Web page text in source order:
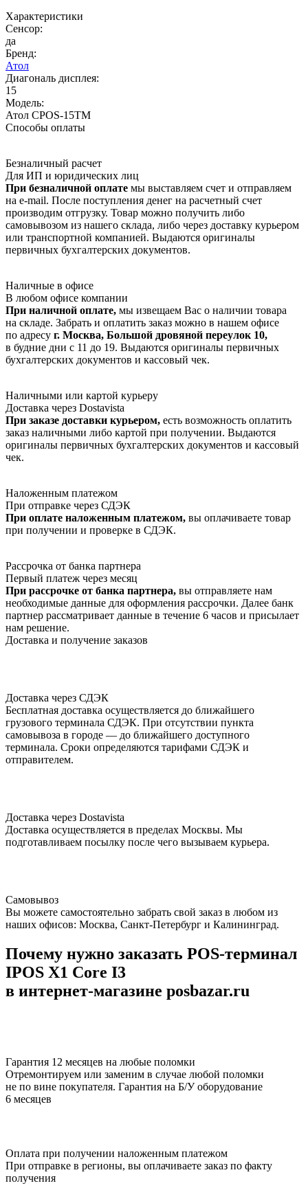
Характеристики
Сенсор:
да
Бренд:
Атол
Диагональ дисплея:
15
Модель:
Атол CPOS-15TM
Способы оплаты
Безналичный расчет
Для ИП и юридических лиц
При безналичной оплате мы выставляем счет и отправляем
на e-mail. После поступления денег на расчетный счет
производим отгрузку. Товар можно получить либо
самовывозом из нашего склада, либо через доставку курьером
или транспортной компанией. Выдаются оригиналы
первичных бухгалтерских документов.
Наличные в офисе
В любом офисе компании
При наличной оплате, мы извещаем Вас о наличии товара
на складе. Забрать и оплатить заказ можно в нашем офисе
по адресу г. Москва, Большой дровяной переулок 10,
в будние дни с 11 до 19. Выдаются оригиналы первичных
бухгалтерских документов и кассовый чек.
Наличными или картой курьеру
Доставка через Dostavista
При заказе доставки курьером, есть возможность оплатить
заказ наличными либо картой при получении. Выдаются
оригиналы первичных бухгалтерских документов и кассовый
чек.
Наложенным платежом
При отправке через СДЭК
При оплате наложенным платежом, вы оплачиваете товар
при получении и проверке в СДЭК.
Рассрочка от банка партнера
Первый платеж через месяц
При рассрочке от банка партнера, вы отправляете нам
необходимые данные для оформления рассрочки. Далее банк
партнер рассматривает данные в течение 6 часов и присылает
нам решение.
Доставка и получение заказов
Доставка через СДЭК
Бесплатная доставка осуществляется до ближайшего
грузового терминала СДЭК. При отсутствии пункта
самовывоза в городе — до ближайшего доступного
терминала. Сроки определяются тарифами СДЭК и
отправителем.
Доставка через Dostavista
Доставка осуществляется в пределах Москвы. Мы
подготавливаем посылку после чего вызываем курьера.
Самовывоз
Вы можете самостоятельно забрать свой заказ в любом из
наших офисов: Москва, Санкт-Петербург и Калининград.
Почему нужно заказать POS-терминал
IPOS X1 Core I3
в интернет-магазине posbazar.ru
Гарантия 12 месяцев на любые поломки
Отремонтируем или заменим в случае любой поломки
не по вине покупателя. Гарантия на Б/У оборудование
6 месяцев
Оплата при получении наложенным платежом
При отправке в регионы, вы оплачиваете заказ по факту
получения